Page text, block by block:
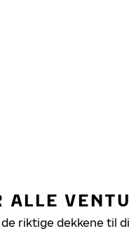
ALLE
riktige dekkene til